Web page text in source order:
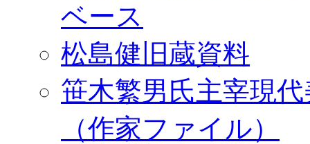
ベース
松島健旧蔵資料
笹木繁男氏主宰現
（作家ファイル）